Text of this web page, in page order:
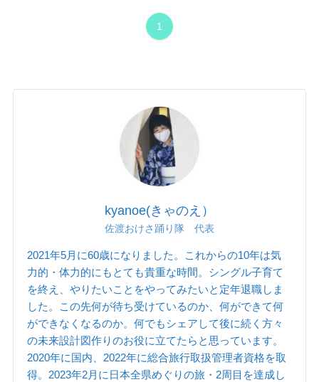
1
kyanoe(きゃのえ）
佐渡おけさ踊り隊 代表
2021年5月に60歳になりました。これからの10年は気
力的・体力的にもとても貴重な時間。シングル子育て
を終え、やりたいことをやってみたいと定年退職しま
した。この先何が待ち受けているのか、何ができて何
ができなくなるのか。何でもシェアして後に続く方々
の未来設計図作りのお役に立てたらと思っています。
2020年に国内、2022年に総合旅行取扱管理者資格を取
得。2023年2月に日本全県めぐりの旅・2周目を達成し